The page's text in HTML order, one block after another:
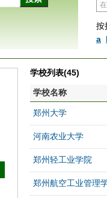
按
a
学校列表(45)
学校名称
郑州大学
河南农业大学
郑州轻工业学院
郑州航空工业管理